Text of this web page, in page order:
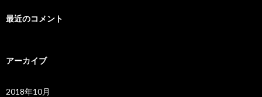
最近のコメント
アーカイブ
2018年10月